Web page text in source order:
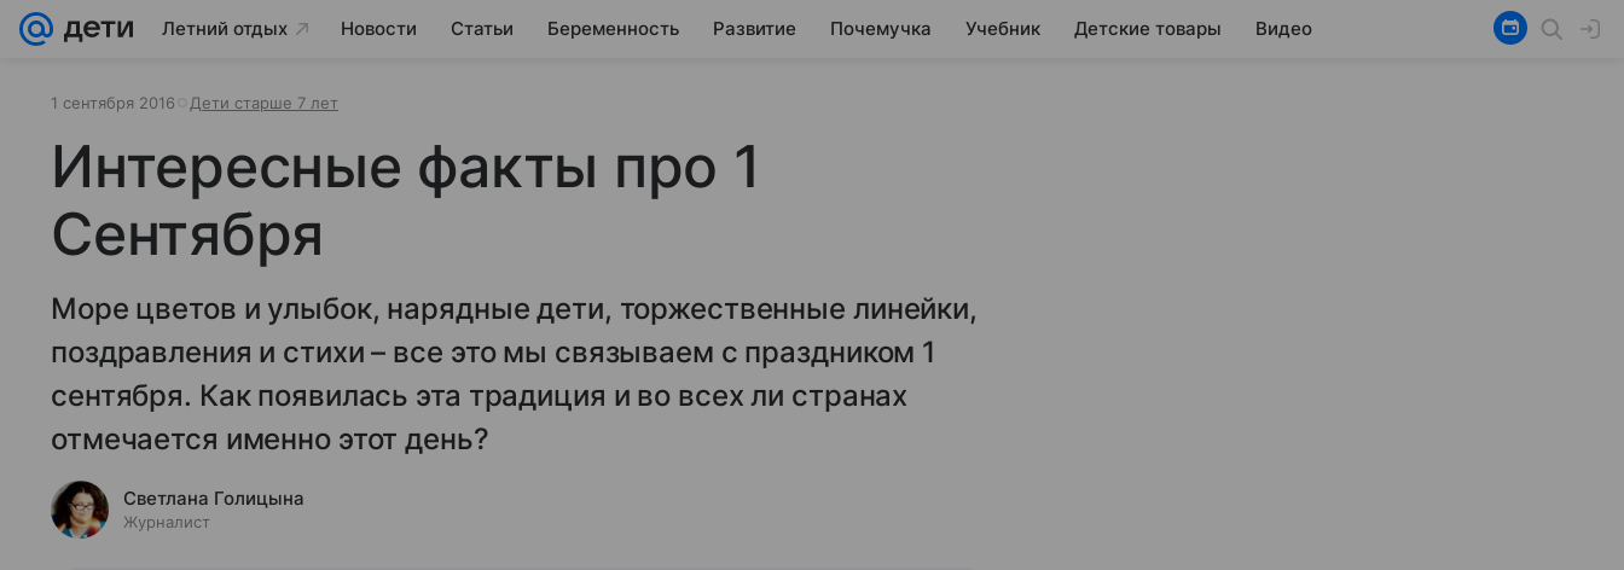
Летний отдых Новости Статьи Беременность Развитие Почемучка Учебник Детские товары Видео
1 сентября 2016 Дети старше 7 лет
Интересные факты про 1
Сентября
Море цветов и улыбок, нарядные дети, торжественные линейки,
поздравления и стихи – все это мы связываем с праздником 1
сентября. Как появилась эта традиция и во всех ли странах
отмечается именно этот день?
Светлана Голицына
Журналист